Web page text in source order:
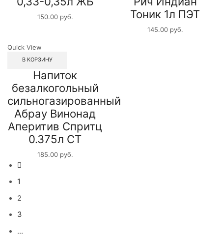
150.00 руб.
Тоник 1л ПЭТ
145.00 руб.
Quick View
В КОРЗИНУ
Напиток
безалкогольный
сильногазированный
Абрау Винонад
Аперитив Спритц
0.375л СТ
185.00 руб.
1
2
3
…